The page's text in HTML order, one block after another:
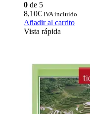
0 de 5
8,10€ IVA incluido
Añadir al carrito
Vista rápida